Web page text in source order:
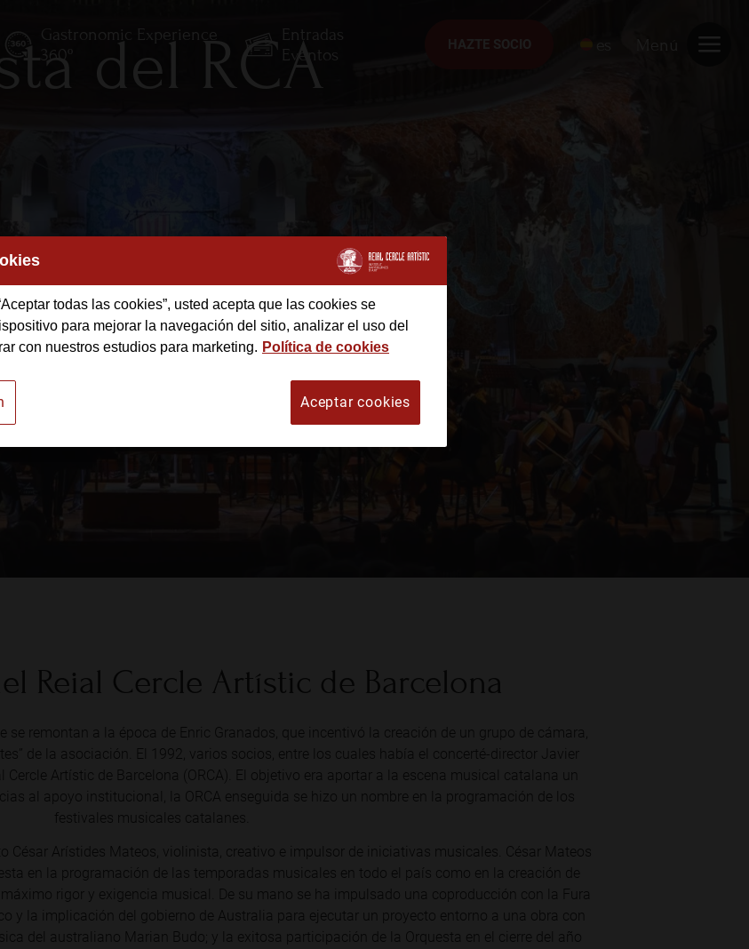
Gastronomic Experience
360º
Entradas
Eventos
es Menú
HAZTE SOCIO
del RCA
Reial Cercle Artístic de Barcelona
se remontan a la época de Enric Granados, que incentivó la creación de un grupo de cámara,
de la asociación. El 1992, varios socios, entre los cuales había el concerté-director Javier
Artístic de Barcelona (ORCA). El objetivo era aportar a la escena musical catalana un
al apoyo institucional, la ORCA enseguida se hizo un nombre en la programación de los
festivales musicales catalanes.
César Arístides Mateos, violinista, creativo e impulsor de iniciativas musicales. César Mateos
en la programación de las temporadas musicales en todo el país como en la creación de
rigor y exigencia musical. De su mano se ha impulsado una coproducción con la Fura
y la implicación del gobierno de Australia para ejecutar un proyecto entorno a una obra con
del australiano Marian Budo; y la exitosa participación de la Orquesta en el cierre del año
todas las cookies”, usted acepta que las cookies se
para mejorar la navegación del sitio, analizar el uso del
con nuestros estudios para marketing. Política de cookies
Aceptar cookies